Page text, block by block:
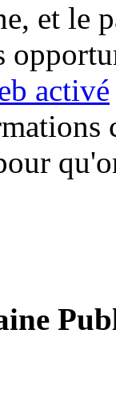
et le
activé